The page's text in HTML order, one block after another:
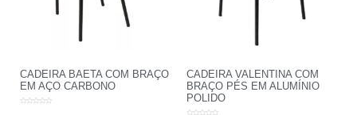
CADEIRA BAETA COM BRAÇO
EM AÇO CARBONO
CADEIRA VALENTINA COM
BRAÇO PÉS EM ALUMÍNIO
POLIDO